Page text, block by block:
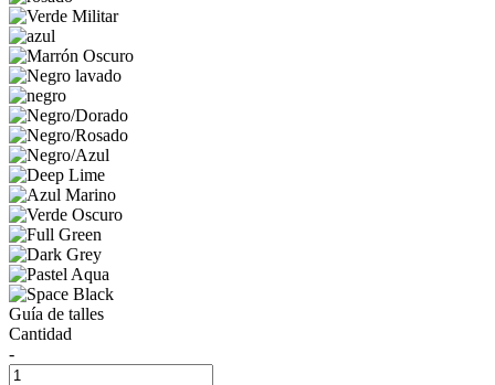
Guía de talles
Cantidad
-